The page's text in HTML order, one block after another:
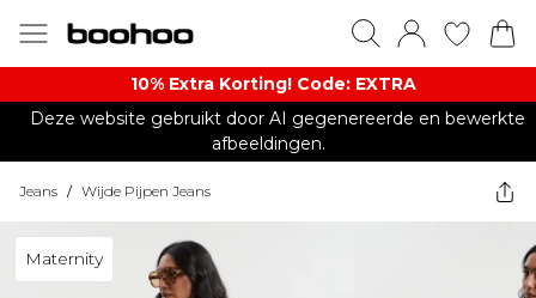
10% Extra Korting! Code: EXTRA​
Deze website gebruikt door AI gegenereerde en bewerkte
afbeeldingen.
Jeans / Wijde Pijpen Jeans
Maternity